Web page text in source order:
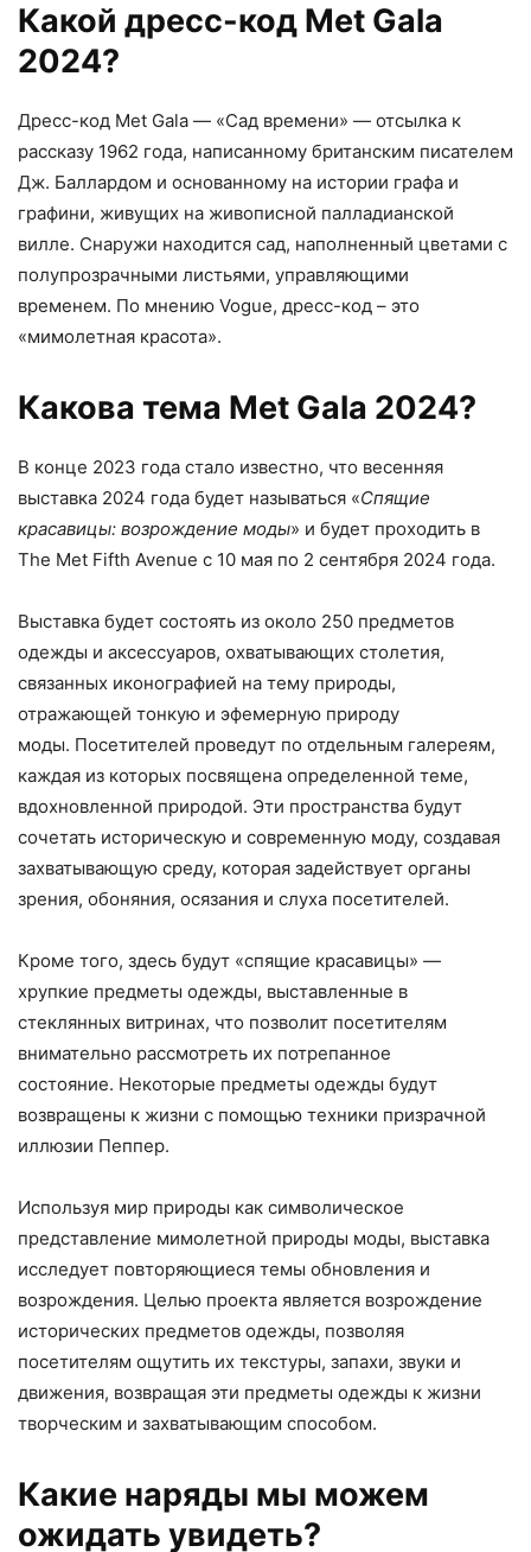
Какой дресс-код Met Gala
2024?
Дресс-код Met Gala — «Сад времени» — отсылка к
рассказу 1962 года, написанному британским писателем
Дж. Баллардом и основанному на истории графа и
графини, живущих на живописной палладианской
вилле. Снаружи находится сад, наполненный цветами с
полупрозрачными листьями, управляющими
временем. По мнению Vogue, дресс-код – это
«мимолетная красота».
Какова тема Met Gala 2024?
В конце 2023 года стало известно, что весенняя
выставка 2024 года будет называться «Спящие
красавицы: возрождение моды» и будет проходить в
The Met Fifth Avenue с 10 мая по 2 сентября 2024 года.
Выставка будет состоять из около 250 предметов
одежды и аксессуаров, охватывающих столетия,
связанных иконографией на тему природы,
отражающей тонкую и эфемерную природу
моды. Посетителей проведут по отдельным галереям,
каждая из которых посвящена определенной теме,
вдохновленной природой. Эти пространства будут
сочетать историческую и современную моду, создавая
захватывающую среду, которая задействует органы
зрения, обоняния, осязания и слуха посетителей.
Кроме того, здесь будут «спящие красавицы» —
хрупкие предметы одежды, выставленные в
стеклянных витринах, что позволит посетителям
внимательно рассмотреть их потрепанное
состояние. Некоторые предметы одежды будут
возвращены к жизни с помощью техники призрачной
иллюзии Пеппер.
Используя мир природы как символическое
представление мимолетной природы моды, выставка
исследует повторяющиеся темы обновления и
возрождения. Целью проекта является возрождение
исторических предметов одежды, позволяя
посетителям ощутить их текстуры, запахи, звуки и
движения, возвращая эти предметы одежды к жизни
творческим и захватывающим способом.
Какие наряды мы можем
ожидать увидеть?